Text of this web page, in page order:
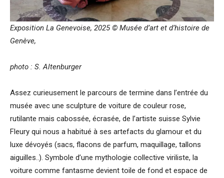
Exposition La Genevoise, 2025 © Musée d’art et d’histoire de
Genève,
photo : S. Altenburger
Assez curieusement le parcours de termine dans l’entrée du
musée avec une sculpture de voiture de couleur rose,
rutilante mais cabossée, écrasée, de l’artiste suisse Sylvie
Fleury qui nous a habitué à ses artefacts du glamour et du
luxe dévoyés (sacs, flacons de parfum, maquillage, tallons
aiguilles..). Symbole d’une mythologie collective viriliste, la
voiture comme fantasme devient toile de fond et espace de